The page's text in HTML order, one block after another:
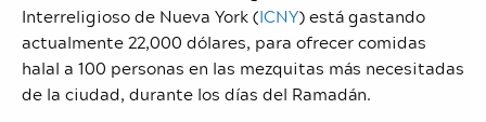
Interreligioso de Nueva York (ICNY) está gastando
actualmente 22,000 dólares, para ofrecer comidas
halal a 100 personas en las mezquitas más necesitadas
de la ciudad, durante los días del Ramadán.